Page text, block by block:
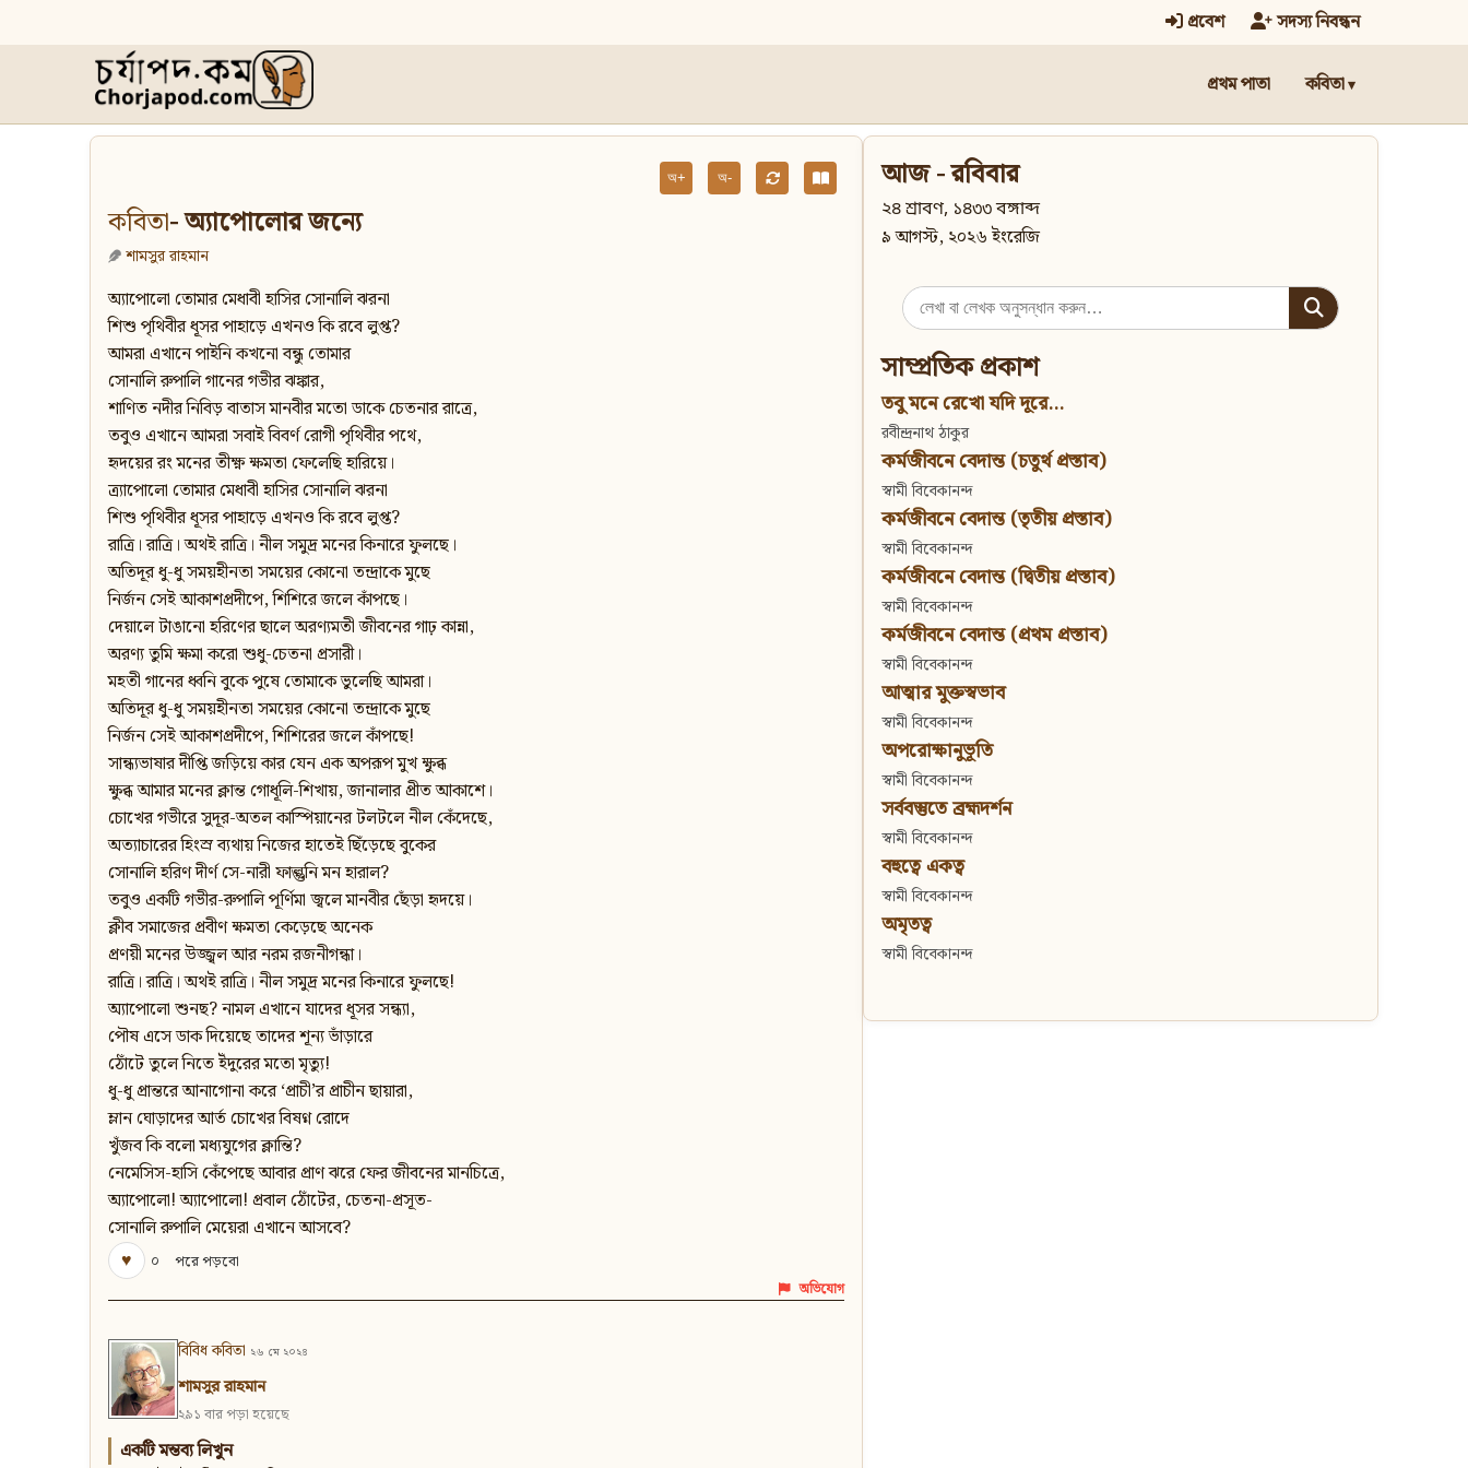
প্রবেশ সদস্য নিবন্ধন
প্রথম পাতা কবিতা
অ+ অ-
কবিতা- অ্যাপোলোর জন্যে
শামসুর রাহমান
অ্যাপোলো তোমার মেধাবী হাসির সোনালি ঝরনা
শিশু পৃথিবীর ধূসর পাহাড়ে এখনও কি রবে লুপ্ত?
আমরা এখানে পাইনি কখনো বন্ধু তোমার
সোনালি রুপালি গানের গভীর ঝঙ্কার,
শাণিত নদীর নিবিড় বাতাস মানবীর মতো ডাকে চেতনার রাত্রে,
তবুও এখানে আমরা সবাই বিবর্ণ রোগী পৃথিবীর পথে,
হৃদয়ের রং মনের তীক্ষ্ণ ক্ষমতা ফেলেছি হারিয়ে।
ত্র্যাপোলো তোমার মেধাবী হাসির সোনালি ঝরনা
শিশু পৃথিবীর ধূসর পাহাড়ে এখনও কি রবে লুপ্ত?
রাত্রি। রাত্রি। অথই রাত্রি। নীল সমুদ্র মনের কিনারে ফুলছে।
অতিদূর ধু-ধু সময়হীনতা সময়ের কোনো তন্দ্রাকে মুছে
নির্জন সেই আকাশপ্রদীপে, শিশিরে জলে কাঁপছে।
দেয়ালে টাঙানো হরিণের ছালে অরণ্যমতী জীবনের গাঢ় কান্না,
অরণ্য তুমি ক্ষমা করো শুধু-চেতনা প্রসারী।
মহতী গানের ধ্বনি বুকে পুষে তোমাকে ভুলেছি আমরা।
অতিদূর ধু-ধু সময়হীনতা সময়ের কোনো তন্দ্রাকে মুছে
নির্জন সেই আকাশপ্রদীপে, শিশিরের জলে কাঁপছে!
সান্ধ্যভাষার দীপ্তি জড়িয়ে কার যেন এক অপরূপ মুখ ক্ষুব্ধ
ক্ষুব্ধ আমার মনের ক্লান্ত গোধূলি-শিখায়, জানালার প্রীত আকাশে।
চোখের গভীরে সুদূর-অতল কাস্পিয়ানের টলটলে নীল কেঁদেছে,
অত্যাচারের হিংস্র ব্যথায় নিজের হাতেই ছিঁড়েছে বুকের
সোনালি হরিণ দীর্ণ সে-নারী ফাল্গুনি মন হারাল?
তবুও একটি গভীর-রুপালি পূর্ণিমা জ্বলে মানবীর ছেঁড়া হৃদয়ে।
ক্লীব সমাজের প্রবীণ ক্ষমতা কেড়েছে অনেক
প্রণয়ী মনের উজ্জ্বল আর নরম রজনীগন্ধা।
রাত্রি। রাত্রি। অথই রাত্রি। নীল সমুদ্র মনের কিনারে ফুলছে!
অ্যাপোলো শুনছ? নামল এখানে যাদের ধূসর সন্ধ্যা,
পৌষ এসে ডাক দিয়েছে তাদের শূন্য ভাঁড়ারে
ঠোঁটে তুলে নিতে ইঁদুরের মতো মৃত্যু!
ধু-ধু প্রান্তরে আনাগোনা করে ‘প্রাচী’র প্রাচীন ছায়ারা,
ম্লান ঘোড়াদের আর্ত চোখের বিষণ্ন রোদে
খুঁজব কি বলো মধ্যযুগের ক্লান্তি?
নেমেসিস-হাসি কেঁপেছে আবার প্রাণ ঝরে ফের জীবনের মানচিত্রে,
অ্যাপোলো! অ্যাপোলো! প্রবাল ঠোঁটের, চেতনা-প্রসূত-
সোনালি রুপালি মেয়েরা এখানে আসবে?
♥
০ পরে পড়বো
অভিযোগ
বিবিধ কবিতা ২৬ মে ২০২৪
শামসুর রাহমান
২৯১ বার পড়া হয়েছে
একটি মন্তব্য লিখুন
আজ - রবিবার
২৪ শ্রাবণ, ১৪৩৩ বঙ্গাব্দ
৯ আগস্ট, ২০২৬ ইংরেজি
Search
for:
সাম্প্রতিক প্রকাশ
তবু মনে রেখো যদি দূরে...
রবীন্দ্রনাথ ঠাকুর
কর্মজীবনে বেদান্ত (চতুর্থ প্রস্তাব)
স্বামী বিবেকানন্দ
কর্মজীবনে বেদান্ত (তৃতীয় প্রস্তাব)
স্বামী বিবেকানন্দ
কর্মজীবনে বেদান্ত (দ্বিতীয় প্রস্তাব)
স্বামী বিবেকানন্দ
কর্মজীবনে বেদান্ত (প্রথম প্রস্তাব)
স্বামী বিবেকানন্দ
আত্মার মুক্তস্বভাব
স্বামী বিবেকানন্দ
অপরোক্ষানুভূতি
স্বামী বিবেকানন্দ
সর্ববস্তুতে ব্রহ্মদর্শন
স্বামী বিবেকানন্দ
বহুত্বে একত্ব
স্বামী বিবেকানন্দ
অমৃতত্ব
স্বামী বিবেকানন্দ